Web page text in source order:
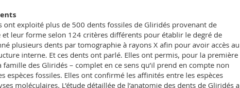
ont exploité plus de 500 dents fossiles de Gliridés provenant de
et leur forme selon 124 critères différents pour établir le degré de
plusieurs dents par tomographie à rayons X afin pour avoir accès au
interne. Et ces dents ont parlé. Elles ont permis, pour la première
des Gliridés – complet en ce sens qu’il prend en compte non
espèces fossiles. Elles ont confirmé les affinités entre les espèces
moléculaires. L’étude détaillée de l’anatomie des dents de Gliridés a